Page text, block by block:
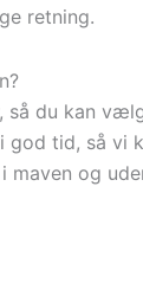
retning.
du kan
tid, så vi
maven og